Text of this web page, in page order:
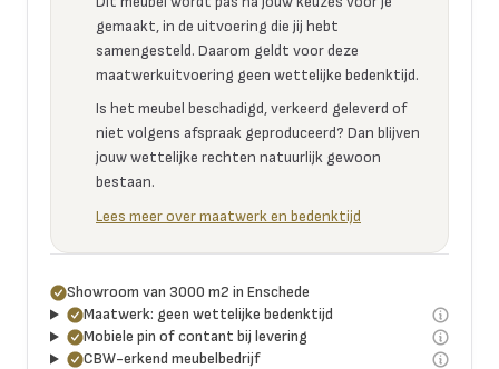
gemaakt, in de uitvoering die jij hebt
samengesteld. Daarom geldt voor deze
maatwerkuitvoering geen wettelijke bedenktijd.
Is het meubel beschadigd, verkeerd geleverd of
niet volgens afspraak geproduceerd? Dan blijven
jouw wettelijke rechten natuurlijk gewoon
bestaan.
Lees meer over maatwerk en bedenktijd
Showroom van 3000 m2 in Enschede
Maatwerk: geen wettelijke bedenktijd
Mobiele pin of contant bij levering
CBW-erkend meubelbedrijf